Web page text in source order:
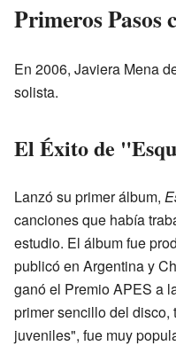
Primeros Pasos
En 2006, Javiera Mena
solista.
El Éxito de
Lanzó su primer álbum,
canciones que había
estudio. El álbum fue
publicó en Argentina y
ganó el Premio APES a
primer sencillo del
juveniles", fue muy